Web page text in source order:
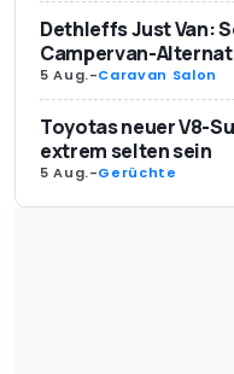
Dethleffs Just Van:
Campervan-
5 Aug.-Caravan Salon
Toyotas neuer V8-
extrem selten sein
5 Aug.-Gerüchte